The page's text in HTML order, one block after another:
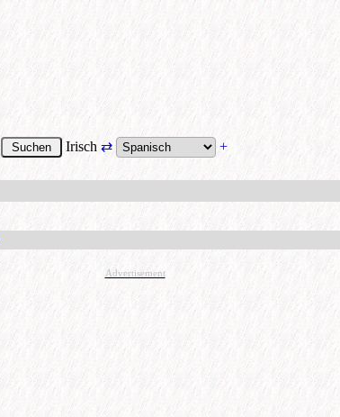
Irisch ⇄ +
Advertisement